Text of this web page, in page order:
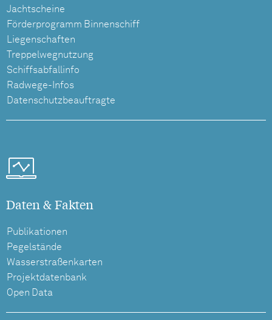
Jachtscheine
Förderprogramm Binnenschiff
Liegenschaften
Treppelwegnutzung
Schiffsabfallinfo
Radwege-Infos
Datenschutzbeauftragte
Daten & Fakten
Publikationen
Pegelstände
Wasserstraßenkarten
Projektdatenbank
Open Data